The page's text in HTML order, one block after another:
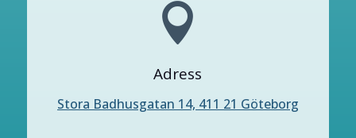

Adress
Stora Badhusgatan 14, 411 21 Göteborg